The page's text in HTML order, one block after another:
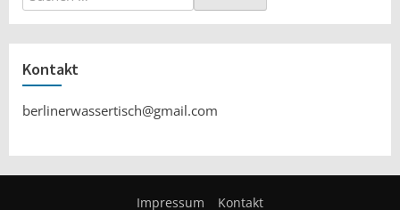
nach:
Kontakt
berlinerwassertisch@gmail.com
Impressum Kontakt